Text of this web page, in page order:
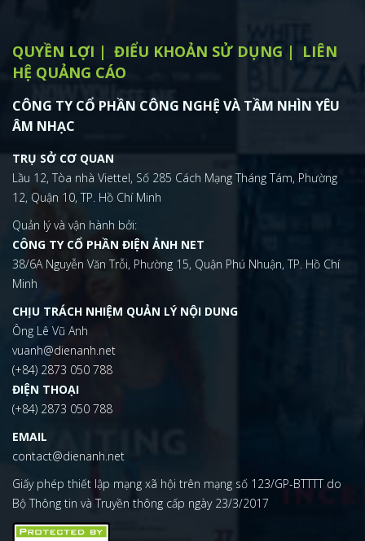
QUYỀN LỢI ĐIỂU KHOẢN SỬ DỤNG
LIÊN
HỆ QUẢNG CÁO
CÔNG TY CỔ PHẦN CÔNG NGHỆ VÀ TẦM NHÌN YÊU
ÂM NHẠC
TRỤ SỞ CƠ QUAN
Lầu 12, Tòa nhà Viettel, Số 285 Cách Mạng Tháng Tám, Phường
12, Quận 10, TP. Hồ Chí Minh
Quản lý và vận hành bởi:
CÔNG TY CỔ PHẦN ĐIỆN ẢNH NET
38/6A Nguyễn Văn Trỗi, Phường 15, Quận Phú Nhuận, TP. Hồ Chí
Minh
CHỊU TRÁCH NHIỆM QUẢN LÝ NỘI DUNG
Ông Lê Vũ Anh
vuanh@dienanh.net
(+84) 2873 050 788
ĐIỆN THOẠI
(+84) 2873 050 788
EMAIL
contact@dienanh.net
Giấy phép thiết lập mạng xã hội trên mạng số 123/GP-BTTTT do
Bộ Thông tin và Truyền thông cấp ngày 23/3/2017